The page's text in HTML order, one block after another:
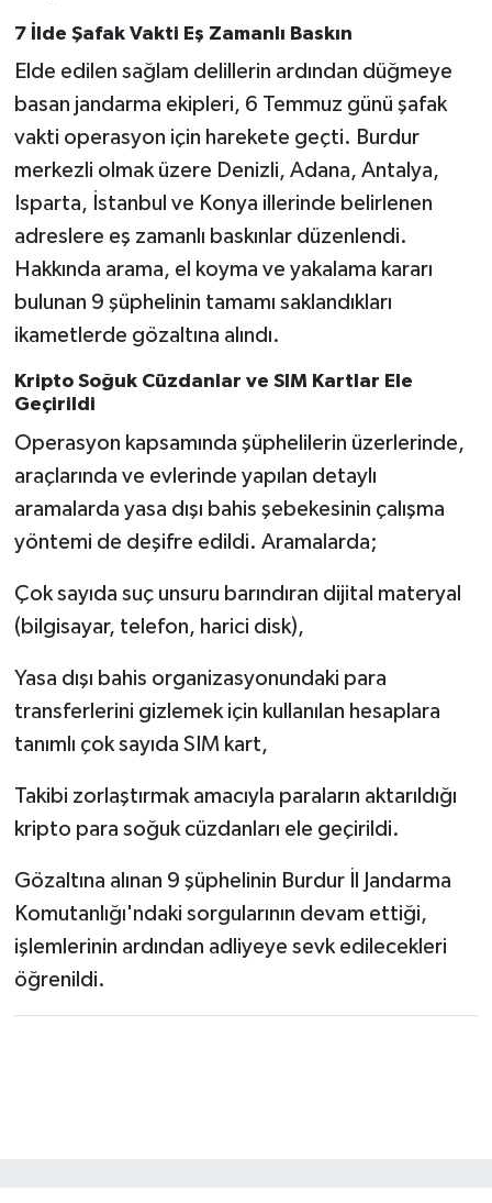
7 İlde Şafak Vakti Eş Zamanlı Baskın
Elde edilen sağlam delillerin ardından düğmeye
basan jandarma ekipleri, 6 Temmuz günü şafak
vakti operasyon için harekete geçti. Burdur
merkezli olmak üzere Denizli, Adana, Antalya,
Isparta, İstanbul ve Konya illerinde belirlenen
adreslere eş zamanlı baskınlar düzenlendi.
Hakkında arama, el koyma ve yakalama kararı
bulunan 9 şüphelinin tamamı saklandıkları
ikametlerde gözaltına alındı.
Kripto Soğuk Cüzdanlar ve SIM Kartlar Ele
Geçirildi
Operasyon kapsamında şüphelilerin üzerlerinde,
araçlarında ve evlerinde yapılan detaylı
aramalarda yasa dışı bahis şebekesinin çalışma
yöntemi de deşifre edildi. Aramalarda;
Çok sayıda suç unsuru barındıran dijital materyal
(bilgisayar, telefon, harici disk),
Yasa dışı bahis organizasyonundaki para
transferlerini gizlemek için kullanılan hesaplara
tanımlı çok sayıda SIM kart,
Takibi zorlaştırmak amacıyla paraların aktarıldığı
kripto para soğuk cüzdanları ele geçirildi.
Gözaltına alınan 9 şüphelinin Burdur İl Jandarma
Komutanlığı'ndaki sorgularının devam ettiği,
işlemlerinin ardından adliyeye sevk edilecekleri
öğrenildi.